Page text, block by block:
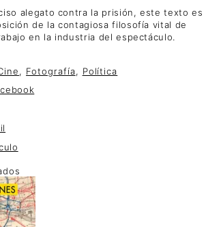
alegato contra la prisión, este texto es
de la contagiosa filosofía vital de
en la industria del espectáculo.
, Fotografía, Política